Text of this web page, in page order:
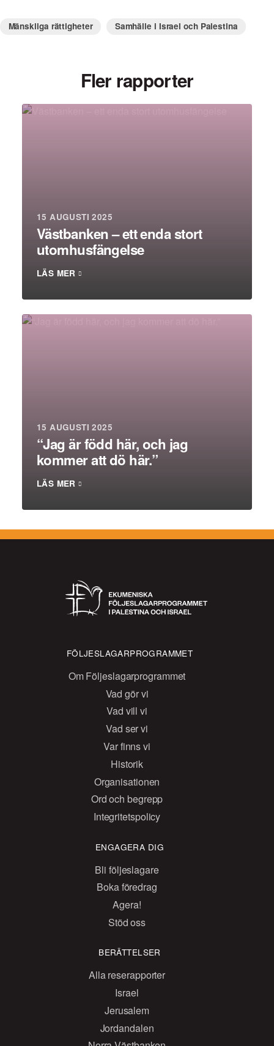
Mänskliga rättigheter Samhälle i Israel och Palestina
Fler rapporter
15 AUGUSTI 2025
Västbanken – ett enda stort
utomhusfängelse
LÄS MER
15 AUGUSTI 2025
“Jag är född här, och jag
kommer att dö här.”
LÄS MER
FÖLJESLAGARPROGRAMMET
Om Följeslagarprogrammet
Vad gör vi
Vad vill vi
Vad ser vi
Var finns vi
Historik
Organisationen
Ord och begrepp
Integritetspolicy
ENGAGERA DIG
Bli följeslagare
Boka föredrag
Agera!
Stöd oss
BERÄTTELSER
Alla reserapporter
Israel
Jerusalem
Jordandalen